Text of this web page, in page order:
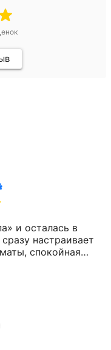
и осталась в
настраивает
спокойная
зоны: после
лёгкости, будто
гостем.